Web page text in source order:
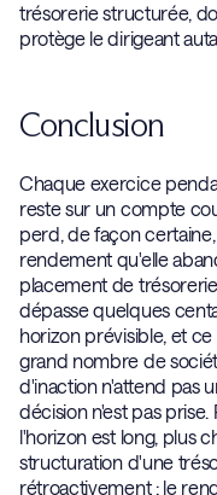
trésorerie structurée,
protège le dirigeant
Conclusion
Chaque exercice
reste sur un compte
perd, de façon
rendement qu'elle
placement de
dépasse quelques
horizon prévisible, et
grand nombre de
d'inaction n'attend pas
décision n'est pas
l'horizon est long, plus
structuration d'une
rétroactivement : le